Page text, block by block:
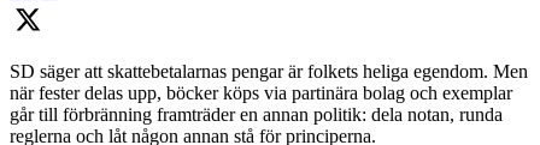
SD säger att skattebetalarnas pengar är folkets heliga egendom. Men
när fester delas upp, böcker köps via partinära bolag och exemplar
går till förbränning framträder en annan politik: dela notan, runda
reglerna och låt någon annan stå för principerna.